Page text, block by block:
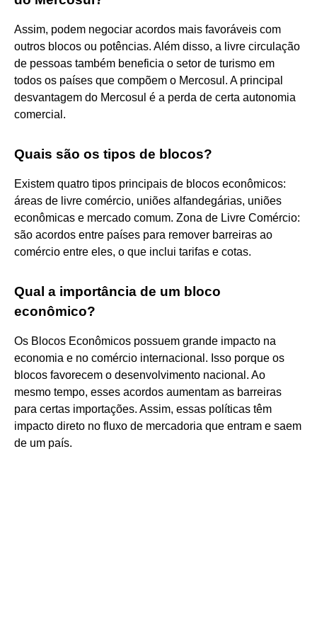
Assim, podem negociar acordos mais favoráveis com
outros blocos ou potências. Além disso, a livre circulação
de pessoas também beneficia o setor de turismo em
todos os países que compõem o Mercosul. A principal
desvantagem do Mercosul é a perda de certa autonomia
comercial.
Quais são os tipos de blocos?
Existem quatro tipos principais de blocos econômicos:
áreas de livre comércio, uniões alfandegárias, uniões
econômicas e mercado comum. Zona de Livre Comércio:
são acordos entre países para remover barreiras ao
comércio entre eles, o que inclui tarifas e cotas.
Qual a importância de um bloco
econômico?
Os Blocos Econômicos possuem grande impacto na
economia e no comércio internacional. Isso porque os
blocos favorecem o desenvolvimento nacional. Ao
mesmo tempo, esses acordos aumentam as barreiras
para certas importações. Assim, essas políticas têm
impacto direto no fluxo de mercadoria que entram e saem
de um país.